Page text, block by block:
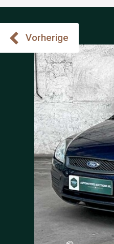
Vorherige